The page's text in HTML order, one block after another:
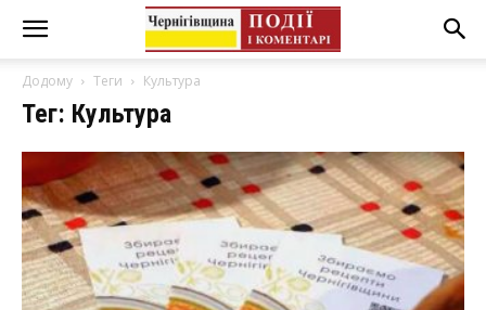
Додому Теги Культура
Тег: Культура